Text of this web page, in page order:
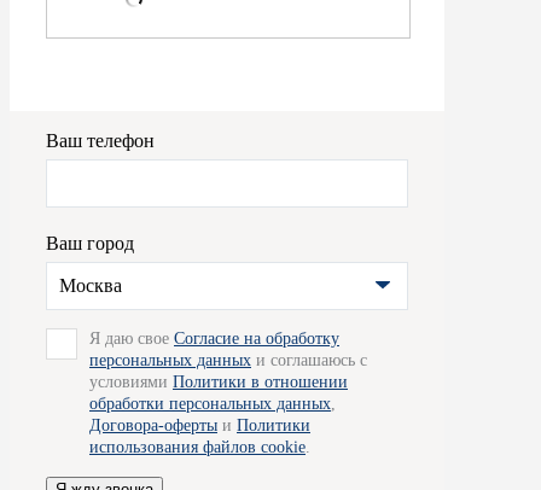
Ваш телефон
Ваш город
Москва
Я даю свое Согласие на обработку
персональных данных и соглашаюсь с
условиями Политики в отношении
обработки персональных данных
Договора-оферты и Политики
использования файлов cookie